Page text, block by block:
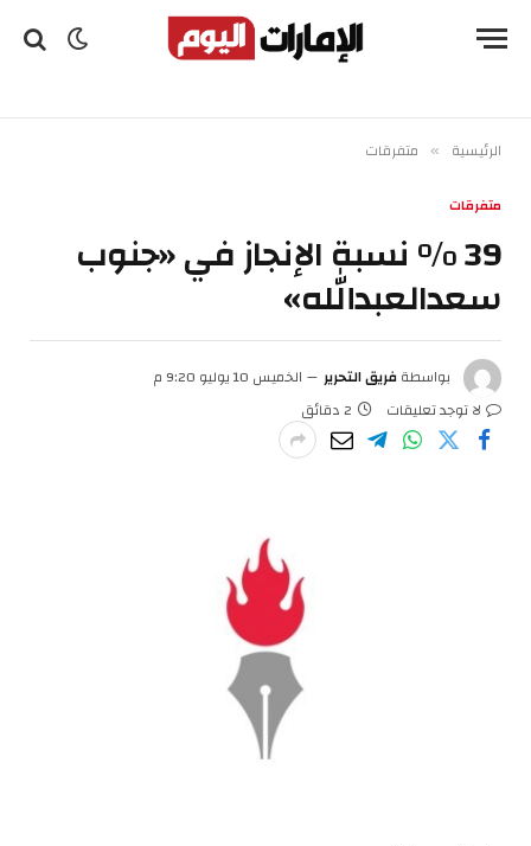
الرئيسية » متفرقات
متفرقات
39 % نسبة الإنجاز في «جنوب
سعدالعبدالله»
بواسطةفريق التحرير
الخميس 10 يوليو 9:20 م
لا توجد تعليقات
2 دقائق